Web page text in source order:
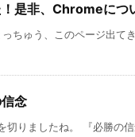
是非、Chromeにつ
ちゅう、このページ出て
念
切りましたね。 『必勝の